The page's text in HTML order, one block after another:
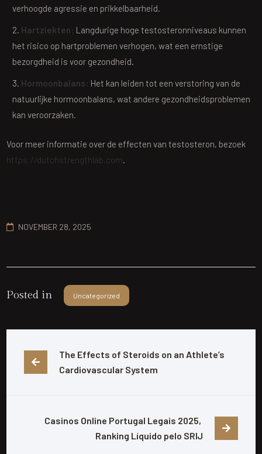
verhoogde agressie en prikkelbaarheid.
Hartziekten: Langdurige hoge testosteronniveaus kunnen
het risico op hartproblemen verhogen, wat een ernstige
bezorgdheid is voor gezondheid.
Hormoonbalans: Het kan leiden tot een verstoring van de
natuurlijke hormoonbalans, wat andere gezondheidsproblemen
kan veroorzaken.
Voor meer informatie over de effecten van testosteron, bezoek
https://dutchstrengthlab.com.
NOVEMBER 28, 2025
Posted in Uncategorized
The Effects of Steroids on an Athlete’s
Cardiovascular System
Casinos Online Portugal Legais 2025,
Ranking Líquido pelo SRIJ